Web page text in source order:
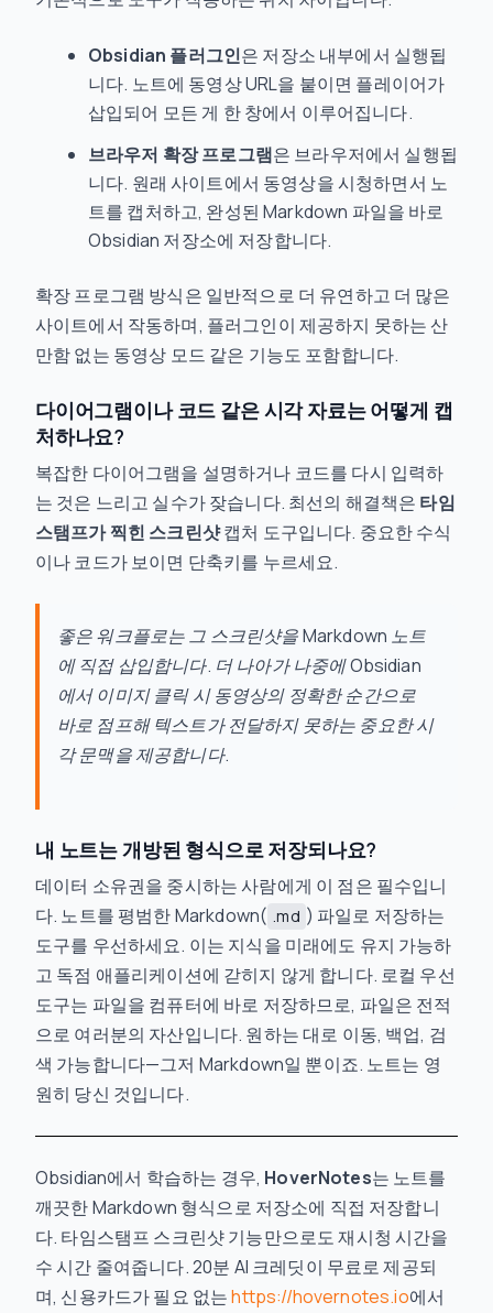
Obsidian 플러그인은 저장소 내부에서 실행됩
니다. 노트에 동영상 URL을 붙이면 플레이어가
삽입되어 모든 게 한 창에서 이루어집니다.
브라우저 확장 프로그램은 브라우저에서 실행됩
니다. 원래 사이트에서 동영상을 시청하면서 노
트를 캡처하고, 완성된 Markdown 파일을 바로
Obsidian 저장소에 저장합니다.
확장 프로그램 방식은 일반적으로 더 유연하고 더 많은
사이트에서 작동하며, 플러그인이 제공하지 못하는 산
만함 없는 동영상 모드 같은 기능도 포함합니다.
다이어그램이나 코드 같은 시각 자료는 어떻게 캡
처하나요?
복잡한 다이어그램을 설명하거나 코드를 다시 입력하
는 것은 느리고 실수가 잦습니다. 최선의 해결책은 타임
스탬프가 찍힌 스크린샷캡처 도구입니다. 중요한 수식
이나 코드가 보이면 단축키를 누르세요.
좋은 워크플로는 그 스크린샷을 Markdown 노트
에 직접 삽입합니다. 더 나아가 나중에 Obsidian
에서 이미지 클릭 시 동영상의 정확한 순간으로
바로 점프해 텍스트가 전달하지 못하는 중요한 시
각 문맥을 제공합니다.
내 노트는 개방된 형식으로 저장되나요?
데이터 소유권을 중시하는 사람에게 이 점은 필수입니
다. 노트를 평범한 Markdown( .md ) 파일로 저장하는
도구를 우선하세요. 이는 지식을 미래에도 유지 가능하
고 독점 애플리케이션에 갇히지 않게 합니다. 로컬 우선
도구는 파일을 컴퓨터에 바로 저장하므로, 파일은 전적
으로 여러분의 자산입니다. 원하는 대로 이동, 백업, 검
색 가능합니다—그저 Markdown일 뿐이죠. 노트는 영
원히 당신 것입니다.
Obsidian에서 학습하는 경우, HoverNotes는 노트를
깨끗한 Markdown 형식으로 저장소에 직접 저장합니
다. 타임스탬프 스크린샷 기능만으로도 재시청 시간을
수 시간 줄여줍니다. 20분 AI 크레딧이 무료로 제공되
며, 신용카드가 필요 없는https://hovernotes.io에서